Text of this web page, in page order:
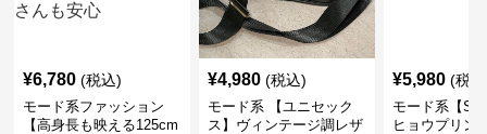
¥6,780 (税込)
モード系ファッション
【高身長も映える125cm
¥4,980 (税込)
モード系 【ユニセック
ス】ヴィンテージ調レザ
¥5,980 (税
モード系【S
ヒョウプリン